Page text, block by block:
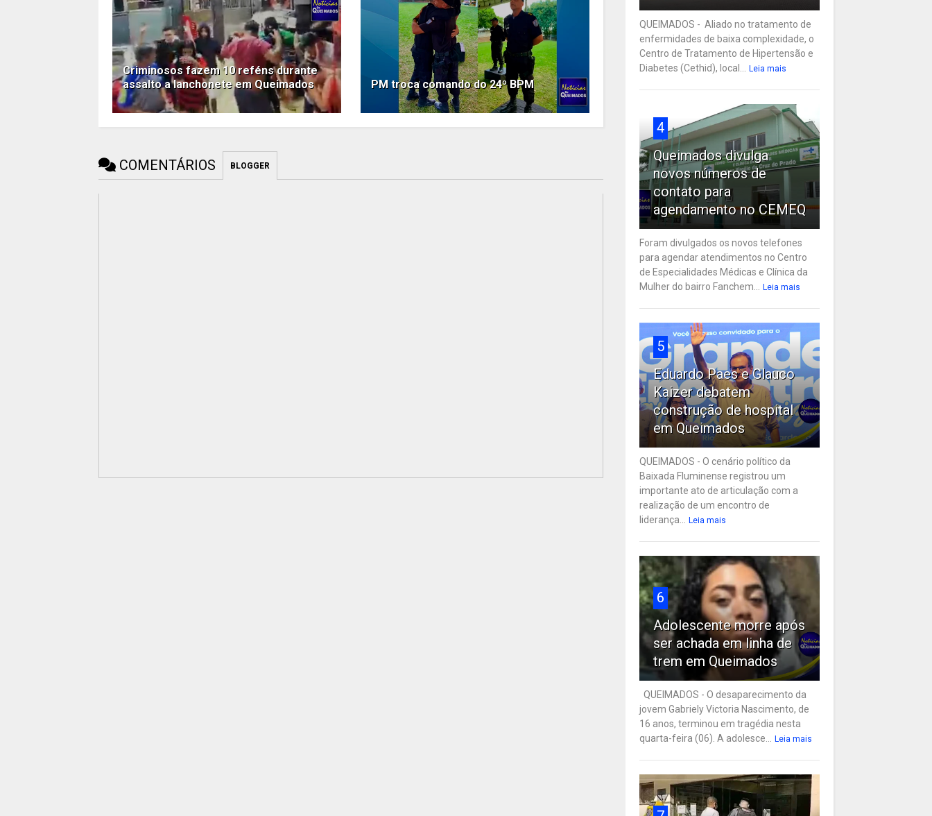
Criminosos fazem 10 reféns durante
assalto a lanchonete em Queimados
PM troca comando do 24º BPM
COMENTÁRIOS BLOGGER
QUEIMADOS - Aliado no tratamento de
enfermidades de baixa complexidade, o
Centro de Tratamento de Hipertensão e
Diabetes (Cethid), local...
Leia mais
4
Queimados divulga
novos números de
contato para
agendamento no CEMEQ
Foram divulgados os novos telefones
para agendar atendimentos no Centro
de Especialidades Médicas e Clínica da
Mulher do bairro Fanchem...
Leia mais
5
Eduardo Paes e Glauco
Kaizer debatem
construção de hospital
em Queimados
QUEIMADOS - O cenário político da
Baixada Fluminense registrou um
importante ato de articulação com a
realização de um encontro de
liderança...
Leia mais
6
Adolescente morre após
ser achada em linha de
trem em Queimados
QUEIMADOS - O desaparecimento da
jovem Gabriely Victoria Nascimento, de
16 anos, terminou em tragédia nesta
quarta-feira (06). A adolesce...
Leia mais